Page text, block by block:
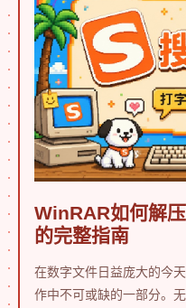
WinRAR如何解
的完整指南
在数字文件日益庞大的今
作中不可或缺的一部分。